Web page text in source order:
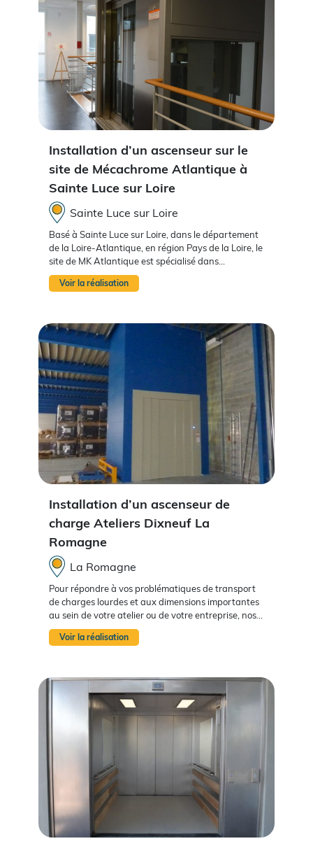
Installation d’un ascenseur sur le
site de Mécachrome Atlantique à
Sainte Luce sur Loire
Sainte Luce sur Loire
Basé à Sainte Luce sur Loire, dans le département
de la Loire-Atlantique, en région Pays de la Loire, le
site de MK Atlantique est spécialisé dans...
Voir la réalisation
Installation d’un ascenseur de
charge Ateliers Dixneuf La
Romagne
La Romagne
Pour répondre à vos problématiques de transport
de charges lourdes et aux dimensions importantes
au sein de votre atelier ou de votre entreprise, nos...
Voir la réalisation